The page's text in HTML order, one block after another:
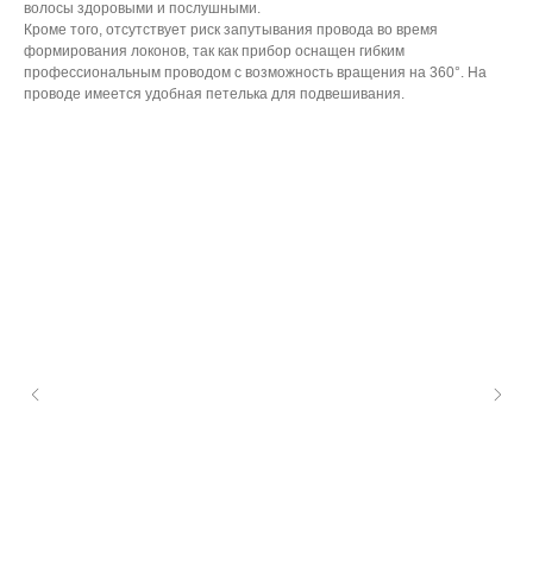
волосы здоровыми и послушными.
Кроме того, отсутствует риск запутывания провода во время
формирования локонов, так как прибор оснащен гибким
профессиональным проводом с возможность вращения на 360°. На
проводе имеется удобная петелька для подвешивания.